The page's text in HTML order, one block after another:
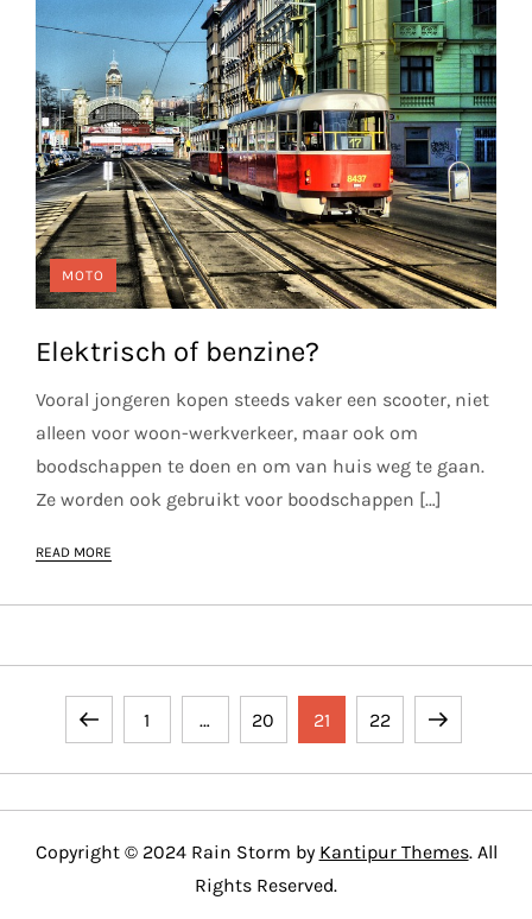
MOTO
Elektrisch of benzine?
Vooral jongeren kopen steeds vaker een scooter, niet
alleen voor woon-werkverkeer, maar ook om
boodschappen te doen en om van huis weg te gaan.
Ze worden ook gebruikt voor boodschappen […]
READ MORE
o
PreviousPage
1 … Page
20 Page
21 Page
22 Next
Copyright © 2024 Rain Storm by Kantipur Themes. All
Rights Reserved.